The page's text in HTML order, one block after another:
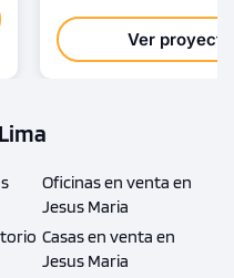
Ver proyecto
Oficinas en venta en
Jesus Maria
Casas en venta en
Jesus Maria